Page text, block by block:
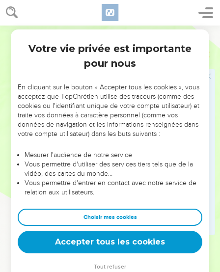
Genèse 21
aujourd’hui.
Abraham choisit des moutons, des chèvres et des bovins
et en fit cadeau à Abimélek et tous deux conclurent
ensemble une alliance.
Puis Abraham mit à part sept jeunes brebis du troupeau.
brebis à part ?
Il répondit : —Accepte ces sept jeunes brebis de ma main :
cela me servira d’attestation que c’est bien moi qui ai fait
creuser ce puits.
C’est pourquoi on a appelé ce lieu-là Beer-Chéba (le Puits
du serment), parce que c’est là que tous deux prêtèrent
serment.
Ainsi ils firent alliance à Beer-Chéba, puis Abimélek partit
avec Pikol, le chef de son armée, et ils s’en retournèrent au
Abraham planta un tamaris à Beer-Chéba et il invoqua
l’Eternel, le Dieu d’éternité.
Il séjourna encore longtemps au pays des Philistins.
La Bible Du Semeur Copyright © 1992, 1999 by Biblica, Inc.® Used by permission.
Votre vie privée est importante
pour nous
En cliquant sur le bouton « Accepter tous les cookies », vous
acceptez que TopChrétien utilise des traceurs (comme des
cookies ou l'identifiant unique de votre compte utilisateur) et
traite vos données à caractère personnel (comme vos
données de navigation et les informations renseignées dans
votre compte utilisateur) dans les buts suivants :
Mesurer l'audience de notre service
Vous permettre d'utiliser des services tiers tels que de la
vidéo, des cartes du monde…
Vous permettre d'entrer en contact avec notre service de
relation aux utilisateurs.
Choisir mes cookies
Accepter tous les cookies
Tout refuser